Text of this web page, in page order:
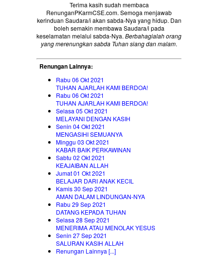
Terima kasih sudah membaca
RenunganPKarmCSE.com. Semoga menjawab
kerinduan Saudara/i akan sabda-Nya yang hidup. Dan
boleh semakin membawa Saudara/i pada
keselamatan melalui sabda-Nya. Berbahagialah orang
yang merenungkan sabda Tuhan siang dan malam.
Renungan Lainnya:
Rabu 06 Okt 2021
TUHAN AJARLAH KAMI BERDOA!
Rabu 06 Okt 2021
TUHAN AJARLAH KAMI BERDOA!
Selasa 05 Okt 2021
MELAYANI DENGAN KASIH
Senin 04 Okt 2021
MENGASIHI SEMUANYA
Minggu 03 Okt 2021
KABAR BAIK PERKAWINAN
Sabtu 02 Okt 2021
KEAJAIBAN ALLAH
Jumat 01 Okt 2021
BELAJAR DARI ANAK KECIL
Kamis 30 Sep 2021
AMAN DALAM LINDUNGAN-NYA
Rabu 29 Sep 2021
DATANG KEPADA TUHAN
Selasa 28 Sep 2021
MENERIMA ATAU MENOLAK YESUS
Senin 27 Sep 2021
SALURAN KASIH ALLAH
Renungan Lainnya [...]